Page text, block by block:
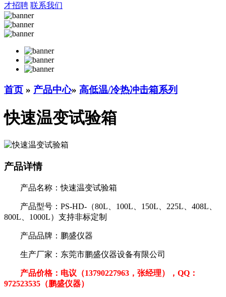
才招聘 联系我们
首页 » 产品中心» 高低温/冷热冲击箱系列
快速温变试验箱
产品详情
产品名称：快速温变试验箱
产品型号：PS-HD-（80L、100L、150L、225L、408L、
800L、1000L）支持非标定制
产品品牌：鹏盛仪器
生产厂家：东莞市鹏盛仪器设备有限公司
产品价格：电议（13790227963，张经理），QQ：
972523535（鹏盛仪器）